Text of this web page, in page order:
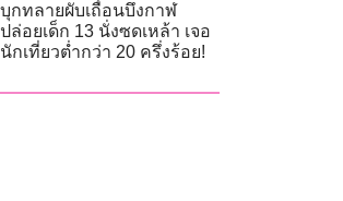
บุกทลายผับเถื่อนบึงกาฬ
ปล่อยเด็ก 13 นั่งซดเหล้า เจอ
นักเที่ยวต่ำกว่า 20 ครึ่งร้อย!